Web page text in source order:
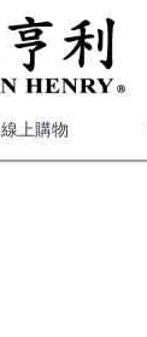
線上購物